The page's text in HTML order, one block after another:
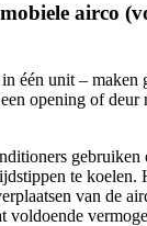
airco
één unit – maken
opening of
te koelen.
van de
voldoende